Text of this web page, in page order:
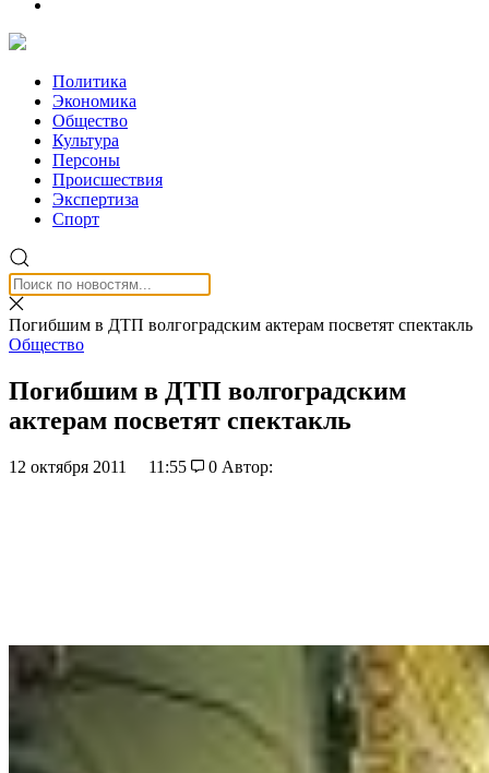
Политика
Экономика
Общество
Культура
Персоны
Происшествия
Экспертиза
Спорт
Погибшим в ДТП волгоградским актерам посветят спектакль
Общество
Погибшим в ДТП волгоградским
актерам посветят спектакль
12 октября 2011 11:55 0 Автор: